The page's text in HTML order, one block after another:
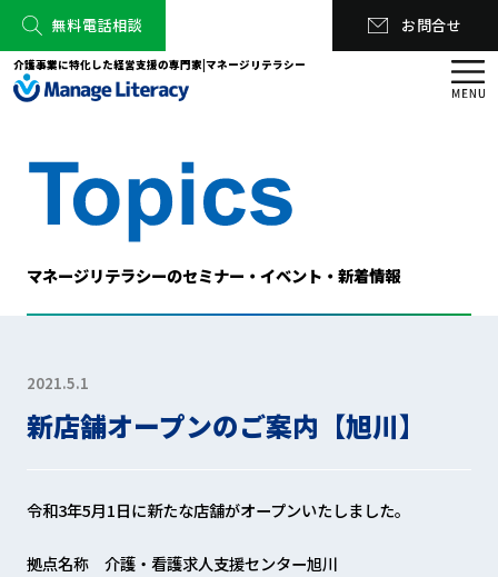
介護事業に特化した経営支援の専門家|マネージリテラシー
無料電話相談 お問合せ
マネージリテラシーのセミナー・イベント・新着情報
2021.5.1
新店舗オープンのご案内【旭川】
令和3年5月1日に新たな店舗がオープンいたしました。
拠点名称 介護・看護求人支援センター旭川